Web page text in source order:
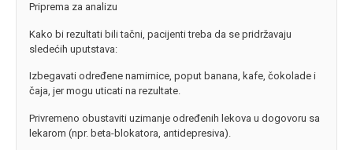
Priprema za analizu
Kako bi rezultati bili tačni, pacijenti treba da se pridržavaju
sledećih uputstava:
Izbegavati određene namirnice, poput banana, kafe, čokolade i
čaja, jer mogu uticati na rezultate.
Privremeno obustaviti uzimanje određenih lekova u dogovoru sa
lekarom (npr. beta-blokatora, antidepresiva).